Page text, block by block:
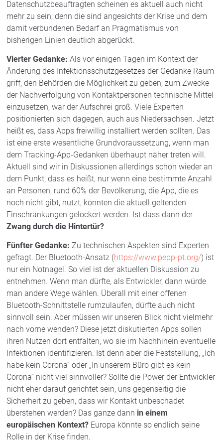
Datenschutzbeauftragten scheinen es aktuell auch nicht
mehr zu sein, denn die sind angesichts der Krise und dem
damit verbundenen Bedarf an Pragmatismus von
bisherigen Linien deutlich abgerückt.
Vierter Gedanke:Als vor einigen Tagen im Kontext der
Änderung des Infektionsschutzgesetzes der Gedanke Raum
griff, den Behörden die Möglichkeit zu geben, zum Zwecke
der Nachverfolgung von Kontaktpersonen technische Mittel
einzusetzen, war der Aufschrei groß. Viele Experten
positionierten sich dagegen, auch aus Niedersachsen. Jetzt
heißt es, dass Apps freiwillig installiert werden sollten. Das
ist eine erste wesentliche Grundvoraussetzung, wenn man
dem Tracking-App-Gedanken überhaupt näher treten will.
Aktuell sind wir in Diskussionen allerdings schon wieder an
dem Punkt, dass es heißt, nur wenn eine bestimmte Anzahl
an Personen, rund 60% der Bevölkerung, die App, die es
noch nicht gibt, nutzt, könnten die aktuell geltenden
Einschränkungen gelockert werden. Ist dass dann der
Zwang durch die Hintertür?
Fünfter Gedanke: Zu technischen Aspekten sind Experten
gefragt. Der Bluetooth-Ansatz (https://www.pepp-pt.org/) ist
nur ein Notnagel. So viel ist der aktuellen Diskussion zu
entnehmen. Wenn man dürfte, als Entwickler, dann würde
man andere Wege wählen. Überall mit einer offenen
Bluetooth-Schnittstelle rumzulaufen, dürfte auch nicht
sinnvoll sein. Aber müssen wir unseren Blick nicht vielmehr
nach vorne wenden? Diese jetzt diskutierten Apps sollen
ihren Nutzen dort entfalten, wo sie im Nachhinein eventuelle
Infektionen identifizieren. Ist denn aber die Feststellung, „Ich
habe kein Corona“ oder „In unserem Büro gibt es kein
Corona“ nicht viel sinnvoller? Sollte die Power der Entwickler
nicht eher darauf gerichtet sein, uns gegenseitig die
Sicherheit zu geben, dass wir Kontakt unbeschadet
überstehen werden? Das ganze dann in einem
europäischen Kontext? Europa könnte so endlich seine
Rolle in der Krise finden.